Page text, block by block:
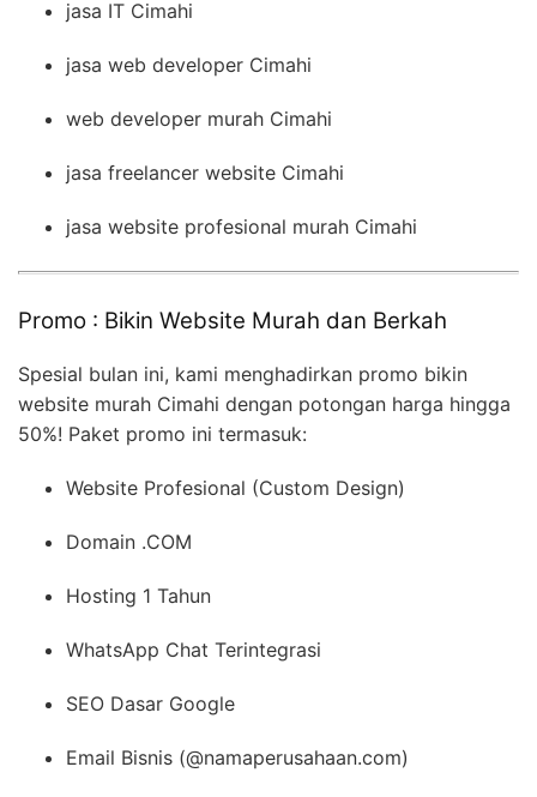
jasa IT Cimahi
jasa web developer Cimahi
web developer murah Cimahi
jasa freelancer website Cimahi
jasa website profesional murah Cimahi
Promo : Bikin Website Murah dan Berkah
Spesial bulan ini, kami menghadirkan promo bikin
website murah Cimahi dengan potongan harga hingga
50%! Paket promo ini termasuk:
Website Profesional (Custom Design)
Domain .COM
Hosting 1 Tahun
WhatsApp Chat Terintegrasi
SEO Dasar Google
Email Bisnis (@namaperusahaan.com)